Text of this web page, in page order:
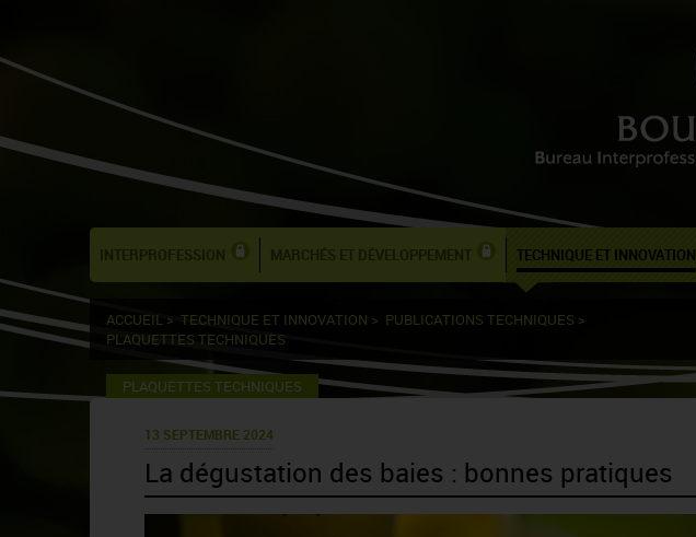
INTERPROFESSION MARCHÉS ET DÉVELOPPEMENT TECHNIQUE ET INNOVATION
ACCUEIL > TECHNIQUE ET INNOVATION > PUBLICATIONS TECHNIQUES >
PLAQUETTES TECHNIQUES
PLAQUETTES TECHNIQUES
13 SEPTEMBRE 2024
La dégustation des baies : bonnes pratiques